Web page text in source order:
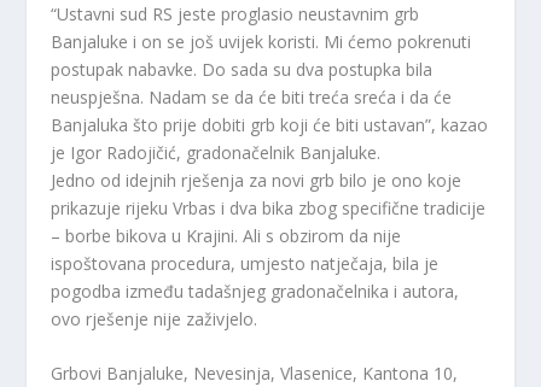
“Ustavni sud RS jeste proglasio neustavnim grb
Banjaluke i on se još uvijek koristi. Mi ćemo pokrenuti
postupak nabavke. Do sada su dva postupka bila
neuspješna. Nadam se da će biti treća sreća i da će
Banjaluka što prije dobiti grb koji će biti ustavan”, kazao
je Igor Radojičić, gradonačelnik Banjaluke.
Jedno od idejnih rješenja za novi grb bilo je ono koje
prikazuje rijeku Vrbas i dva bika zbog specifične tradicije
– borbe bikova u Krajini. Ali s obzirom da nije
ispoštovana procedura, umjesto natječaja, bila je
pogodba između tadašnjeg gradonačelnika i autora,
ovo rješenje nije zaživjelo.
Grbovi Banjaluke, Nevesinja, Vlasenice, Kantona 10,